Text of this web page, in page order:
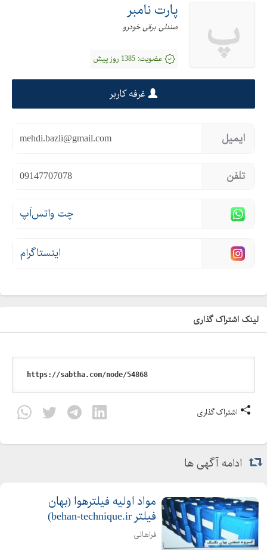
پ پارت نامبر
صندلی برقی خودرو
عضویت: 1385 روز پیش
غرفه کاربر
ایمیل mehdi.bazli@gmail.com
تلفن 09147707078
چت واتس‌اَپ
اینستاگرام
لینک اشتراک گذاری
اشتراک گذاری
ادامه آگهی ها
مواد اوليه فيلترهوا (بهان
فیلتر behan-technique.ir)
فراهانی